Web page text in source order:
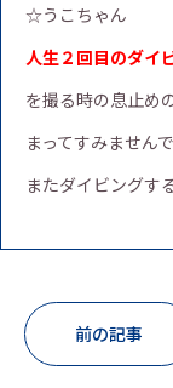
☆うこちゃん
人生２回目のダイ
を撮る時の息止め
まってすみません
またダイビングす
前の記事